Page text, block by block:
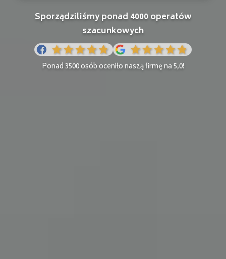
Sporządziliśmy ponad 4000 operatów
szacunkowych
Ponad 3500 osób oceniło naszą firmę na 5,0!